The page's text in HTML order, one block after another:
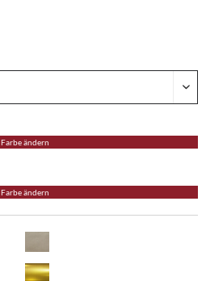
Farbe ändern
Farbe ändern